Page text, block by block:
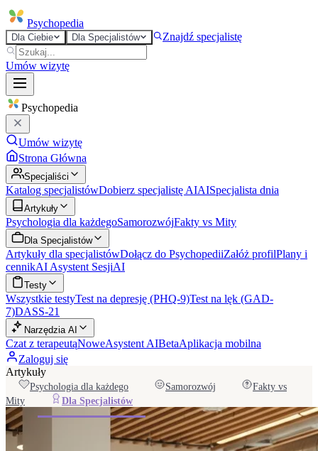
Psychopedia
Dla Ciebie Dla Specjalistów Znajdź specjalistę
Umów wizytę
Psychopedia
Umów wizytę
Strona Główna
Specjaliści
Katalog specjalistówDobierz specjalistę AIAISpecjalista dnia
Artykuły
Psychologia dla każdegoSamorozwójFakty vs Mity
Dla Specjalistów
Artykuły dla specjalistówDołącz do PsychopediiZałóż profilPlany i
cennikAI Asystent SesjiAI
Testy
Wszystkie testyTest na depresję (PHQ-9)Test na lęk (GAD-
7)DASS-21
Narzędzia AI
Czat z terapeutąNoweAsystent AIBetaAplikacja mobilna
Zaloguj się
Artykuły
Psychologia dla każdego Samorozwój
Fakty vs
Mity
Dla Specjalistów